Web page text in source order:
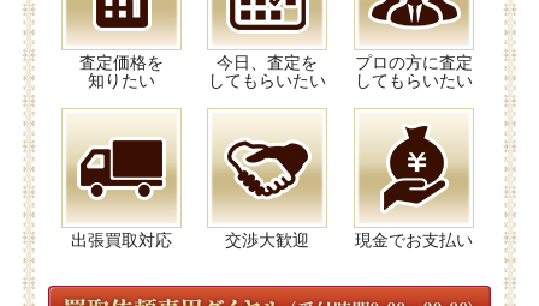
査定価格を
知りたい
今日、査定を
してもらいたい
プロの方に査定
してもらいたい
出張買取対応 交渉大歓迎 現金でお支払い